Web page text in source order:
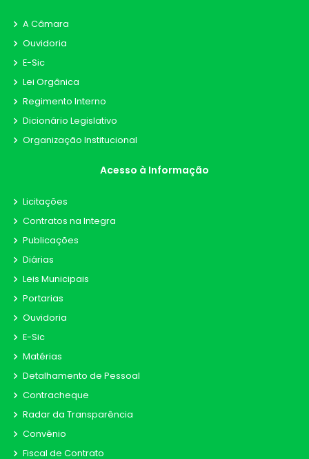
A Câmara
Ouvidoria
E-Sic
Lei Orgânica
Regimento Interno
Dicionário Legislativo
Organização Institucional
Acesso à Informação
Licitações
Contratos na Integra
Publicações
Diárias
Leis Municipais
Portarias
Ouvidoria
E-Sic
Matérias
Detalhamento de Pessoal
Contracheque
Radar da Transparência
Convênio
Fiscal de Contrato